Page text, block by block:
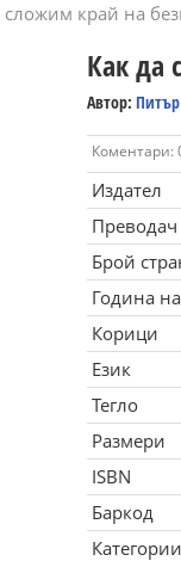
сложим край на
Как да
Автор:
Коментари:
Издател
Преводач
Брой
Година
Корици
Език
Тегло
Размери
ISBN
Баркод
Категории